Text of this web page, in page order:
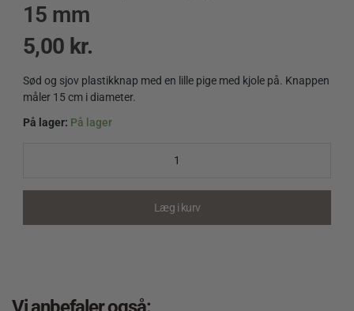
15 mm
5,00 kr.
Sød og sjov plastikknap med en lille pige med kjole på. Knappen
måler 15 cm i diameter.
På lager: På lager
Plastikknap
Læg i kurv